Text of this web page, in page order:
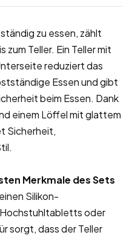
zu essen, zählt
Teller. Ein Teller mit
reduziert das
Essen und gibt
beim Essen. Dank
einem Löffel mit glattem
Sicherheit,
Merkmale des Sets
Silikon-
oder
sorgt, dass der Teller